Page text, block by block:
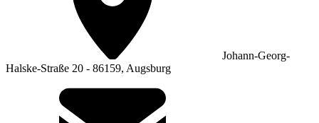
Johann-Georg-
Halske-Straße 20 - 86159, Augsburg